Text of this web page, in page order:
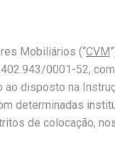
Mobiliários (“CVM
0001-52,
disposto na
determinadas
de colocação,